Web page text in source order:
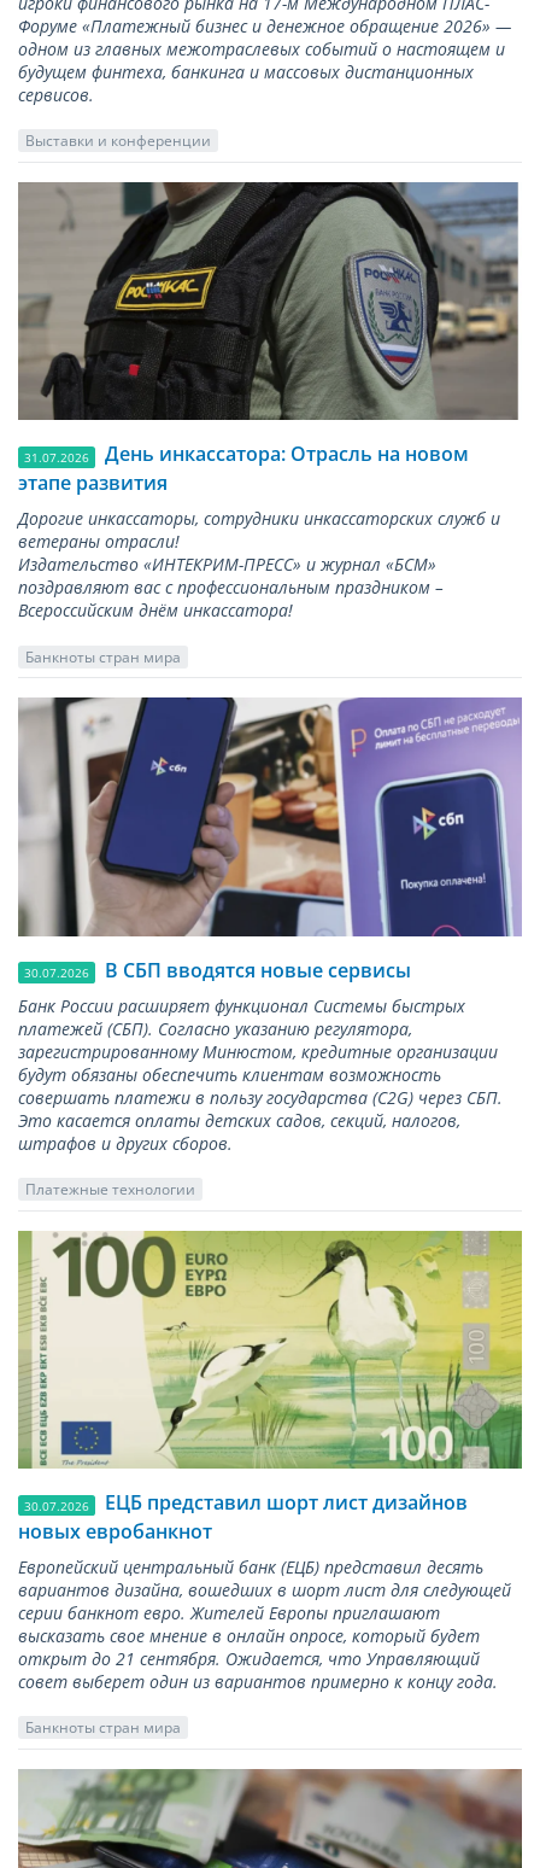
Форуме «Платежный бизнес и денежное обращение 2026» —
одном из главных межотраслевых событий о настоящем и
будущем финтеха, банкинга и массовых дистанционных
сервисов.
Выставки и конференции
31.07.2026
День инкассатора: Отрасль на новом
этапе развития
Дорогие инкассаторы, сотрудники инкассаторских служб и
ветераны отрасли!
Издательство «ИНТЕКРИМ-ПРЕСС» и журнал «БСМ»
поздравляют вас с профессиональным праздником –
Всероссийским днём инкассатора!
Банкноты стран мира
30.07.2026 В СБП вводятся новые сервисы
Банк России расширяет функционал Системы быстрых
платежей (СБП). Согласно указанию регулятора,
зарегистрированному Минюстом, кредитные организации
будут обязаны обеспечить клиентам возможность
совершать платежи в пользу государства (С2G) через СБП.
Это касается оплаты детских садов, секций, налогов,
штрафов и других сборов.
Платежные технологии
30.07.2026
ЕЦБ представил шорт лист дизайнов
новых евробанкнот
Европейский центральный банк (ЕЦБ) представил десять
вариантов дизайна, вошедших в шорт лист для следующей
серии банкнот евро. Жителей Европы приглашают
высказать свое мнение в онлайн опросе, который будет
открыт до 21 сентября. Ожидается, что Управляющий
совет выберет один из вариантов примерно к концу года.
Банкноты стран мира